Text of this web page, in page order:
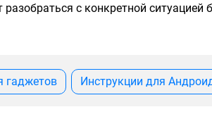
с конкретной ситуацией
гаджетов Инструкции для